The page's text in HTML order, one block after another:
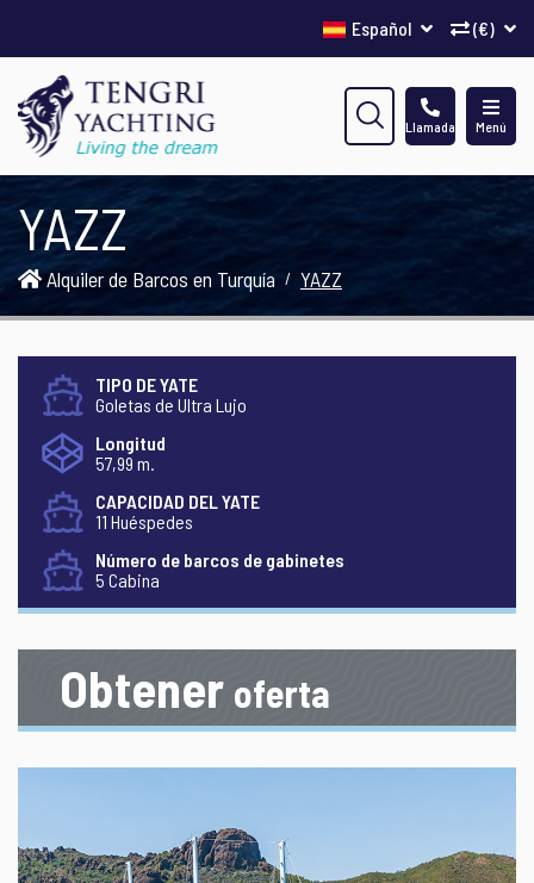
(€)
Español
Menú
Llamada
YAZZ
Alquiler de Barcos en Turquía YAZZ
TIPO DE YATE
Goletas de Ultra Lujo
Longitud
57,99 m.
CAPACIDAD DEL YATE
11 Huéspedes
Número de barcos de gabinetes
5 Cabina
Obtener oferta